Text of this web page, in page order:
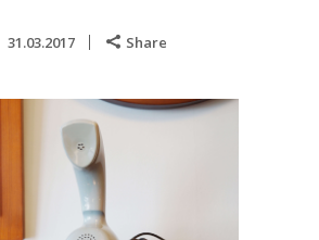
31.03.2017 Share